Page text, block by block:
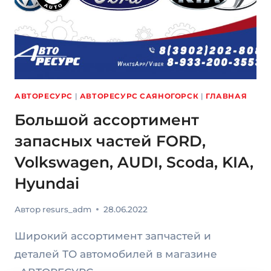
АВТОРЕСУРС | АВТОРЕСУРС САЯНОГОРСК | ГЛАВНАЯ
Большой ассортимент
запасных частей FORD,
Volkswagen, AUDI, Scoda, KIA,
Hyundai
Автор resurs_adm 28.06.2022
Широкий ассортимент запчастей и
деталей ТО автомобилей в магазине